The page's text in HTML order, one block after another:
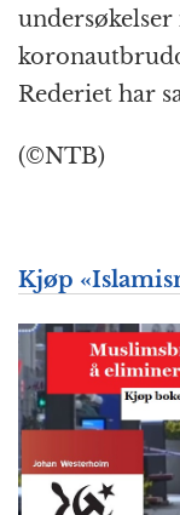
Rederiet har
(©NTB)
Kjøp